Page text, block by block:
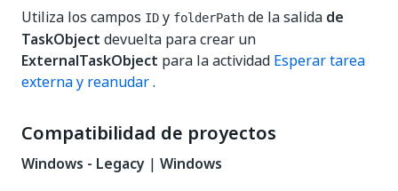
Utiliza los campos ID y folderPath de la salida de
TaskObject devuelta para crear un
ExternalTaskObject para la actividad Esperar tarea
externa y reanudar.
Compatibilidad de proyectos
Windows - Legacy | Windows